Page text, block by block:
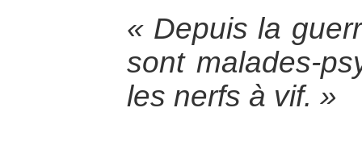
« Depuis la
sont malades-
les nerfs à vif. »